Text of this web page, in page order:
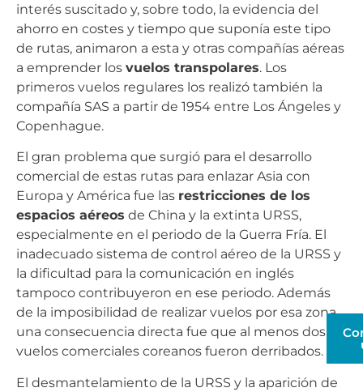
interés suscitado y, sobre todo, la evidencia del
ahorro en costes y tiempo que suponía este tipo
de rutas, animaron a esta y otras compañías aéreas
a emprender los vuelos transpolares. Los
primeros vuelos regulares los realizó también la
compañía SAS a partir de 1954 entre Los Ángeles y
Copenhague.
El gran problema que surgió para el desarrollo
comercial de estas rutas para enlazar Asia con
Europa y América fue las restricciones de los
espacios aéreos de China y la extinta URSS,
especialmente en el periodo de la Guerra Fría. El
inadecuado sistema de control aéreo de la URSS y
la dificultad para la comunicación en inglés
tampoco contribuyeron en ese periodo. Además
de la imposibilidad de realizar vuelos por esa zona,
una consecuencia directa fue que al menos dos
vuelos comerciales coreanos fueron derribados.
El desmantelamiento de la URSS y la aparición de